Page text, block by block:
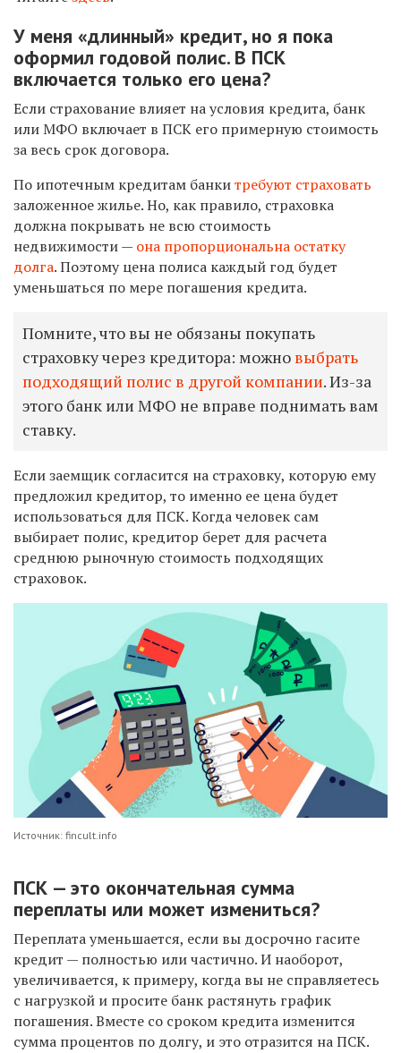
У меня «длинный» кредит, но я пока
оформил годовой полис. В ПСК
включается только его цена?
Если страхование влияет на условия кредита, банк
или МФО включает в ПСК его примерную стоимость
за весь срок договора.
По ипотечным кредитам банкитребуют страховать
заложенное жилье. Но, как правило, страховка
должна покрывать не всю стоимость
недвижимости — она пропорциональна остатку
долга. Поэтому цена полиса каждый год будет
уменьшаться по мере погашения кредита.
Помните, что вы не обязаны покупать
страховку через кредитора: можновыбрать
подходящий полис в другой компании. Из-за
этого банк или МФО не вправе поднимать вам
ставку.
Если заемщик согласится на страховку, которую ему
предложил кредитор, то именно ее цена будет
использоваться для ПСК. Когда человек сам
выбирает полис, кредитор берет для расчета
среднюю рыночную стоимость подходящих
страховок.
Источник: fincult.info
ПСК — это окончательная сумма
переплаты или может измениться?
Переплата уменьшается, если вы досрочно гасите
кредит — полностью или частично. И наоборот,
увеличивается, к примеру, когда вы не справляетесь
с нагрузкой и просите банк растянуть график
погашения. Вместе со сроком кредита изменится
сумма процентов по долгу, и это отразится на ПСК.